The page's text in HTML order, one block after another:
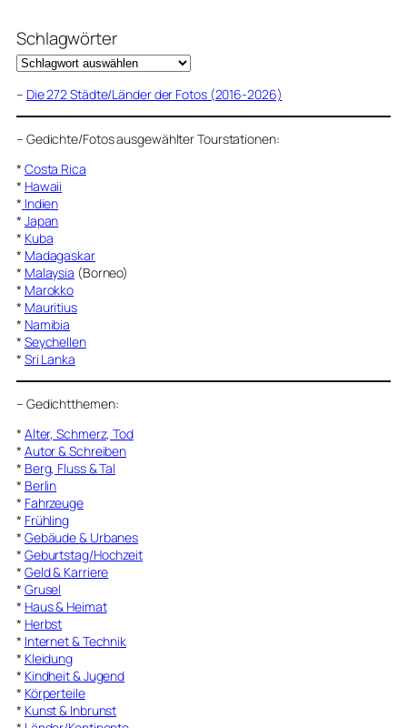
Schlagwörter
– Die 272 Städte/Länder der Fotos (2016-2026)
– Gedichte/Fotos ausgewählter Tourstationen:
* Costa Rica
* Hawaii
* Indien
* Japan
* Kuba
* Madagaskar
* Malaysia (Borneo)
* Marokko
* Mauritius
* Namibia
* Seychellen
* Sri Lanka
– Gedichtthemen:
* Alter, Schmerz, Tod
* Autor & Schreiben
* Berg, Fluss & Tal
* Berlin
* Fahrzeuge
* Frühling
* Gebäude & Urbanes
* Geburtstag/Hochzeit
* Geld & Karriere
* Grusel
* Haus & Heimat
* Herbst
* Internet & Technik
* Kleidung
* Kindheit & Jugend
* Körperteile
* Kunst & Inbrunst